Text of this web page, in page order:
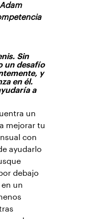
Adam
Sin
un desafío
y
en él.
a
un
mejorar tu
con
ayudarlo
debajo
un